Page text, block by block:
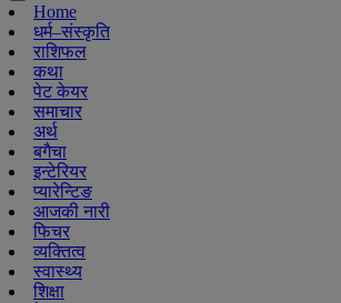
Home
धर्म–संस्कृति
राशिफल
कथा
पेट केयर
समाचार
अर्थ
बगैचा
इन्टेरियर
प्यारेन्टिङ
आजकी नारी
फिचर
व्यक्तित्व
स्वास्थ्य
शिक्षा